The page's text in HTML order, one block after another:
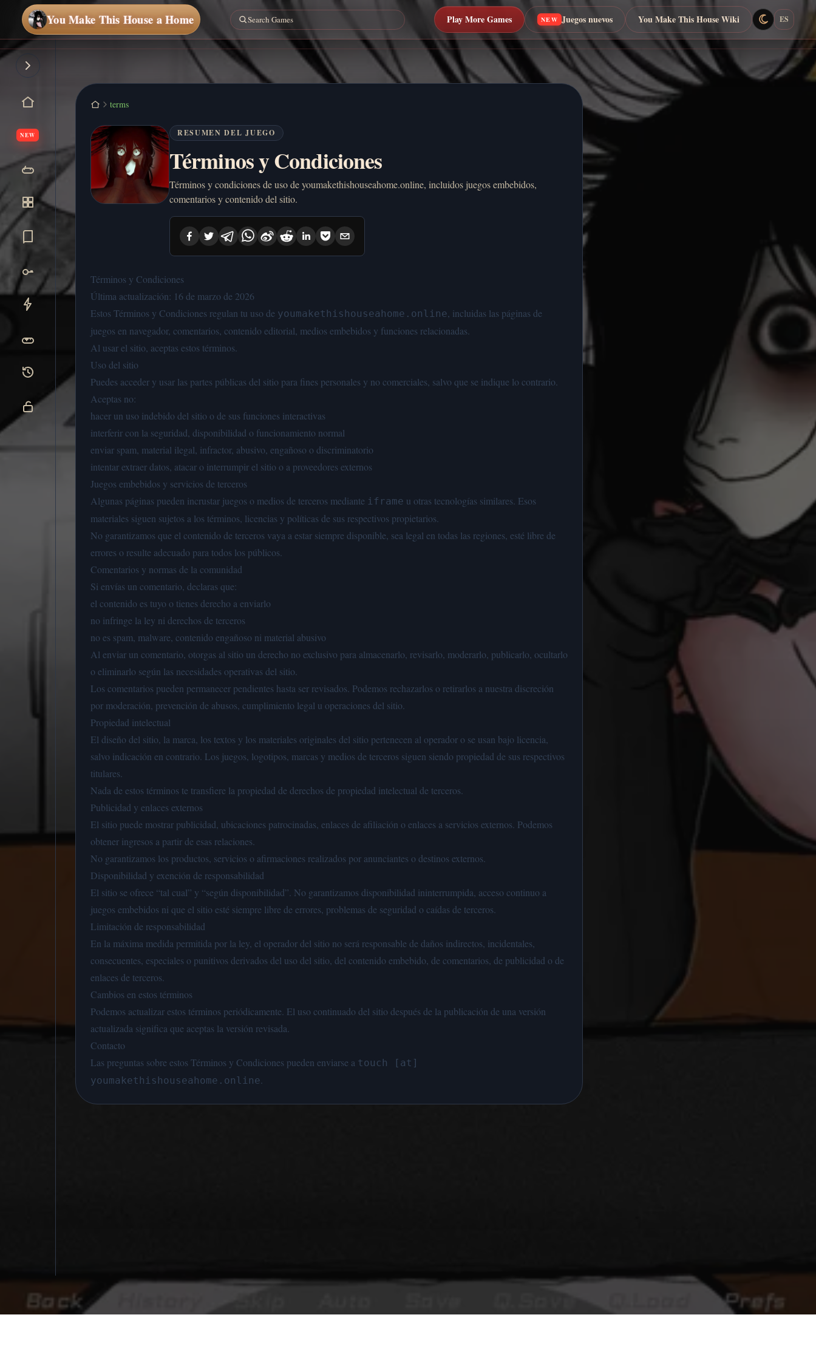
You Make This House a Home Play More Games NEW Juegos nuevos You Make This House Wiki ES
NEW
terms
RESUMEN DEL JUEGO
Términos y Condiciones
Términos y condiciones de uso de youmakethishouseahome.online, incluidos juegos embebidos,
comentarios y contenido del sitio.
Términos y Condiciones
Última actualización: 16 de marzo de 2026
Estos Términos y Condiciones regulan tu uso de youmakethishouseahome.online, incluidas las páginas de
juegos en navegador, comentarios, contenido editorial, medios embebidos y funciones relacionadas.
Al usar el sitio, aceptas estos términos.
Uso del sitio
Puedes acceder y usar las partes públicas del sitio para fines personales y no comerciales, salvo que se indique lo contrario.
Aceptas no:
hacer un uso indebido del sitio o de sus funciones interactivas
interferir con la seguridad, disponibilidad o funcionamiento normal
enviar spam, material ilegal, infractor, abusivo, engañoso o discriminatorio
intentar extraer datos, atacar o interrumpir el sitio o a proveedores externos
Juegos embebidos y servicios de terceros
Algunas páginas pueden incrustar juegos o medios de terceros mediante iframe u otras tecnologías similares. Esos
materiales siguen sujetos a los términos, licencias y políticas de sus respectivos propietarios.
No garantizamos que el contenido de terceros vaya a estar siempre disponible, sea legal en todas las regiones, esté libre de
errores o resulte adecuado para todos los públicos.
Comentarios y normas de la comunidad
Si envías un comentario, declaras que:
el contenido es tuyo o tienes derecho a enviarlo
no infringe la ley ni derechos de terceros
no es spam, malware, contenido engañoso ni material abusivo
Al enviar un comentario, otorgas al sitio un derecho no exclusivo para almacenarlo, revisarlo, moderarlo, publicarlo, ocultarlo
o eliminarlo según las necesidades operativas del sitio.
Los comentarios pueden permanecer pendientes hasta ser revisados. Podemos rechazarlos o retirarlos a nuestra discreción
por moderación, prevención de abusos, cumplimiento legal u operaciones del sitio.
Propiedad intelectual
El diseño del sitio, la marca, los textos y los materiales originales del sitio pertenecen al operador o se usan bajo licencia,
salvo indicación en contrario. Los juegos, logotipos, marcas y medios de terceros siguen siendo propiedad de sus respectivos
titulares.
Nada de estos términos te transfiere la propiedad de derechos de propiedad intelectual de terceros.
Publicidad y enlaces externos
El sitio puede mostrar publicidad, ubicaciones patrocinadas, enlaces de afiliación o enlaces a servicios externos. Podemos
obtener ingresos a partir de esas relaciones.
No garantizamos los productos, servicios o afirmaciones realizados por anunciantes o destinos externos.
Disponibilidad y exención de responsabilidad
El sitio se ofrece “tal cual” y “según disponibilidad”. No garantizamos disponibilidad ininterrumpida, acceso continuo a
juegos embebidos ni que el sitio esté siempre libre de errores, problemas de seguridad o caídas de terceros.
Limitación de responsabilidad
En la máxima medida permitida por la ley, el operador del sitio no será responsable de daños indirectos, incidentales,
consecuentes, especiales o punitivos derivados del uso del sitio, del contenido embebido, de comentarios, de publicidad o de
enlaces de terceros.
Cambios en estos términos
Podemos actualizar estos términos periódicamente. El uso continuado del sitio después de la publicación de una versión
actualizada significa que aceptas la versión revisada.
Contacto
Las preguntas sobre estos Términos y Condiciones pueden enviarse a touch [at]
youmakethishouseahome.online